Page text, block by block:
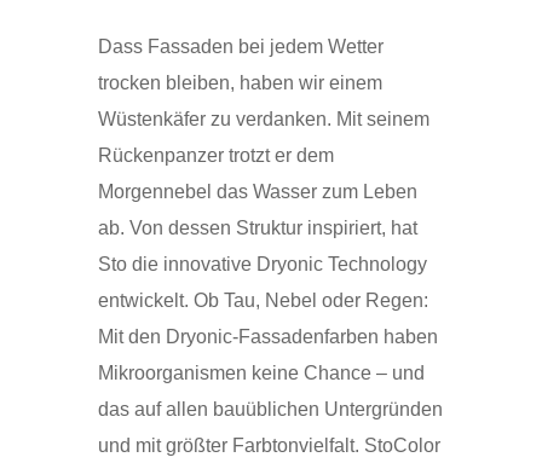
Dass Fassaden bei jedem Wetter
trocken bleiben, haben wir einem
Wüstenkäfer zu verdanken. Mit seinem
Rückenpanzer trotzt er dem
Morgennebel das Wasser zum Leben
ab. Von dessen Struktur inspiriert, hat
Sto die innovative Dryonic Technology
entwickelt. Ob Tau, Nebel oder Regen:
Mit den Dryonic-Fassadenfarben haben
Mikroorganismen keine Chance – und
das auf allen bauüblichen Untergründen
und mit größter Farbtonvielfalt. StoColor